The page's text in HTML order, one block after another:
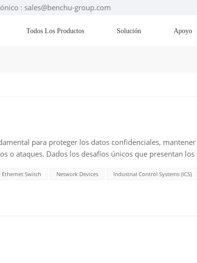
: sales@benchu-group.com
Todos Los Productos Solución Apoyo
para proteger los datos confidenciales, mantener
o ataques. Dados los desafíos únicos que presentan los
industrial: 1. Segmentación de la reda. Crear VLANsLas
segmentar diferentes partes de la red, aislando los
(como las redes de oficina). Esto limita la
Ethernet Switch Network Devices Industrial Control Systems (ICS)